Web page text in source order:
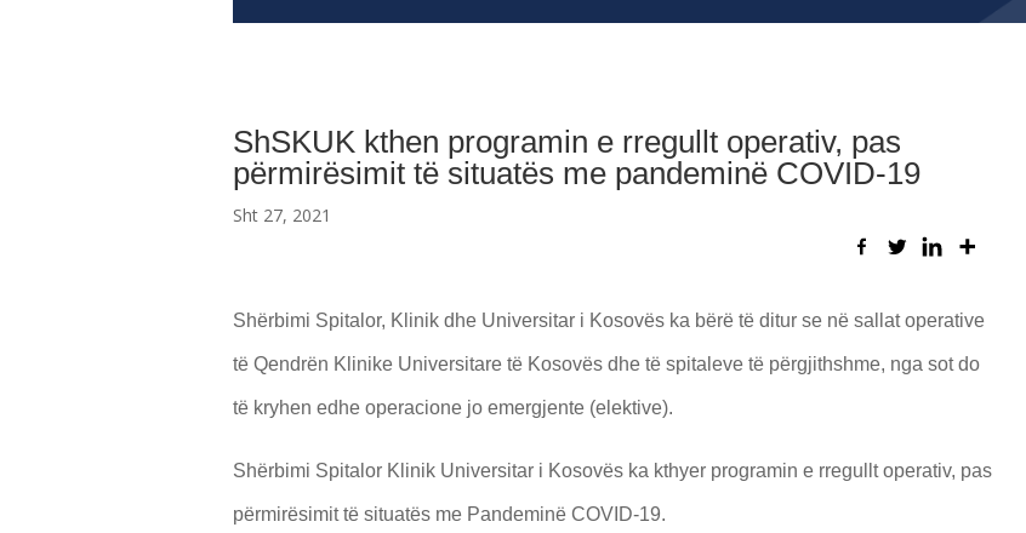
ShSKUK kthen programin e rregullt operativ, pas
përmirësimit të situatës me pandeminë COVID-19
Sht 27, 2021
Shërbimi Spitalor, Klinik dhe Universitar i Kosovës ka bërë të ditur se në sallat operative
të Qendrën Klinike Universitare të Kosovës dhe të spitaleve të përgjithshme, nga sot do
të kryhen edhe operacione jo emergjente (elektive).
Shërbimi Spitalor Klinik Universitar i Kosovës ka kthyer programin e rregullt operativ, pas
përmirësimit të situatës me Pandeminë COVID-19.